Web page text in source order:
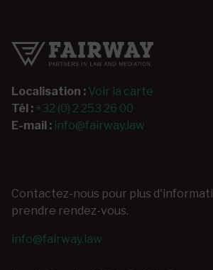
Localisation : Voir la carte
Tél : +32 (0) 2 253 26 00
E-mail : info@fairway.law
Contactez-nous pour plus
prendre rendez-vous.
info@fairway.law